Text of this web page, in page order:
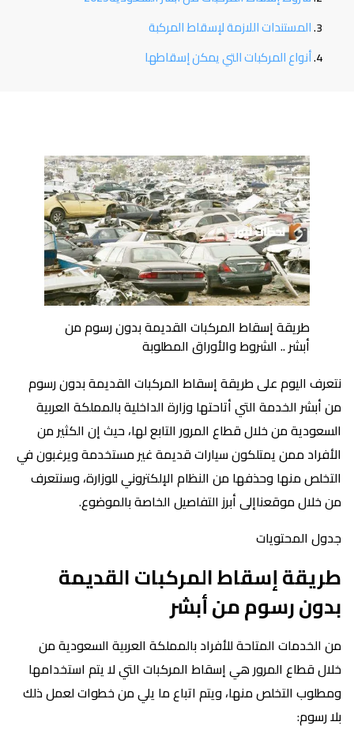
المستندات اللازمة لإسقاط المركبة
أنواع المركبات التي يمكن إسقاطها
طريقة إسقاط المركبات القديمة بدون رسوم من
أبشر .. الشروط والأوراق المطلوبة
نتعرف اليوم على طريقة إسقاط المركبات القديمة بدون رسوم
من أبشر الخدمة التي أتاحتها وزارة الداخلية بالمملكة العربية
السعودية من خلال قطاع المرور التابع لها، حيث إن الكثير من
الأفراد ممن يمتلكون سيارات قديمة غير مستخدمة ويرغبون في
التخلص منها وحذفها من النظام الإلكتروني للوزارة، وسنتعرف
من خلال موقعناإلى أبرز التفاصيل الخاصة بالموضوع.
جدول المحتويات
طريقة إسقاط المركبات القديمة
بدون رسوم من أبشر
من الخدمات المتاحة للأفراد بالمملكة العربية السعودية من
خلال قطاع المرور هي إسقاط المركبات التي لا يتم استخدامها
ومطلوب التخلص منها، ويتم اتباع ما يلي من خطوات لعمل ذلك
بلا رسوم: